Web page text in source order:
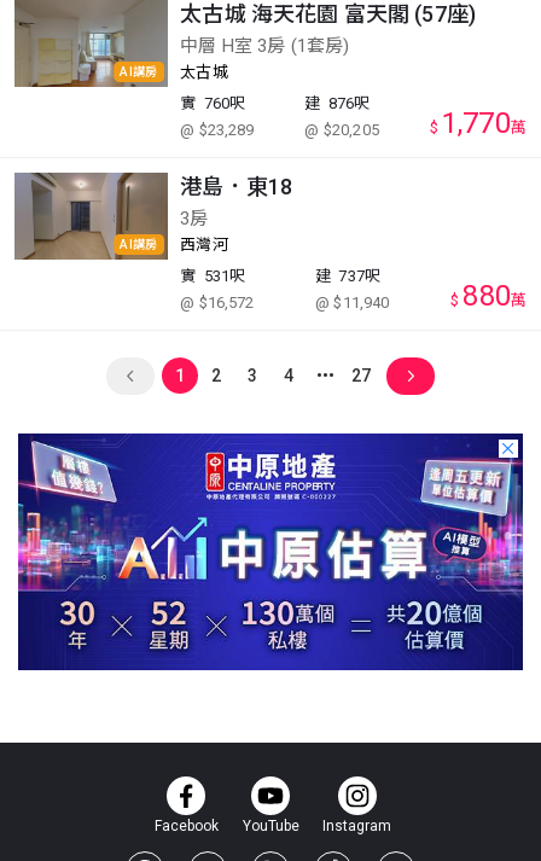
AI講房
太古城 海天花園 富天閣 (57座)
中層 H室 3房 (1套房)
太古城
實 760呎
@ $23,289
建 876呎
@ $20,205
$ 1,770萬
AI講房
港島．東18
3房
西灣河
實 531呎
@ $16,572
建 737呎
@ $11,940
$ 880萬
1 2 3 4 27
Facebook YouTube Instagram